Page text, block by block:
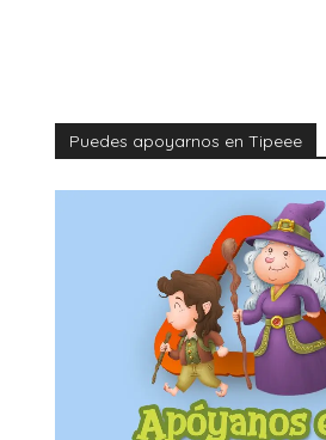
Puedes apoyarnos en Tipeee